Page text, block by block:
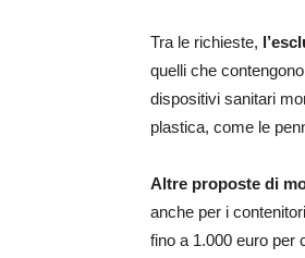
Tra le richieste,
quelli che
dispositivi sanitari
plastica, come le
Altre proposte di
anche per i
fino a 1.000 euro per